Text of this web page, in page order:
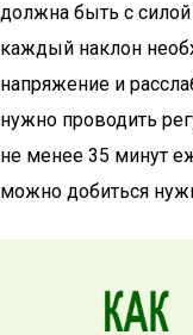
должна быть с силой
каждый наклон
напряжение и
нужно проводить
не менее 35 минут
можно добиться